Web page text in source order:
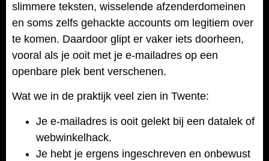
slimmere teksten, wisselende afzenderdomeinen
en soms zelfs gehackte accounts om legitiem over
te komen. Daardoor glipt er vaker iets doorheen,
vooral als je ooit met je e-mailadres op een
openbare plek bent verschenen.
Wat we in de praktijk veel zien in Twente:
Je e-mailadres is ooit gelekt bij een datalek of
webwinkelhack.
Je hebt je ergens ingeschreven en onbewust